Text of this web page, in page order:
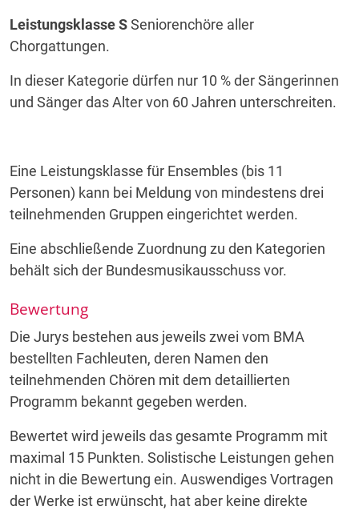
Leistungsklasse SSeniorenchöre aller
Chorgattungen.
In dieser Kategorie dürfen nur 10 % der Sängerinnen
und Sänger das Alter von 60 Jahren unterschreiten.
Eine Leistungsklasse für Ensembles (bis 11
Personen) kann bei Meldung von mindestens drei
teilnehmenden Gruppen eingerichtet werden.
Eine abschließende Zuordnung zu den Kategorien
behält sich der Bundesmusikausschuss vor.
Bewertung
Die Jurys bestehen aus jeweils zwei vom BMA
bestellten Fachleuten, deren Namen den
teilnehmenden Chören mit dem detaillierten
Programm bekannt gegeben werden.
Bewertet wird jeweils das gesamte Programm mit
maximal 15 Punkten. Solistische Leistungen gehen
nicht in die Bewertung ein. Auswendiges Vortragen
der Werke ist erwünscht, hat aber keine direkte